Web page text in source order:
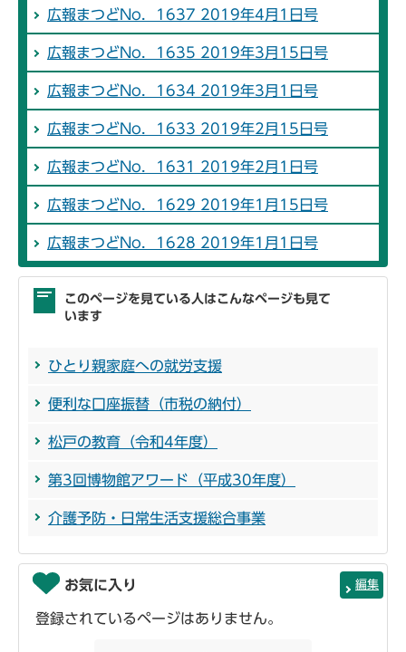
広報まつどNo．1637 2019年4月1日号
広報まつどNo．1635 2019年3月15日号
広報まつどNo．1634 2019年3月1日号
広報まつどNo．1633 2019年2月15日号
広報まつどNo．1631 2019年2月1日号
広報まつどNo．1629 2019年1月15日号
広報まつどNo．1628 2019年1月1日号
このページを見ている人はこんなページも見て
います
ひとり親家庭への就労支援
便利な口座振替（市税の納付）
松戸の教育（令和4年度）
第3回博物館アワード（平成30年度）
介護予防・日常生活支援総合事業
お気に入り 編集
登録されているページはありません。